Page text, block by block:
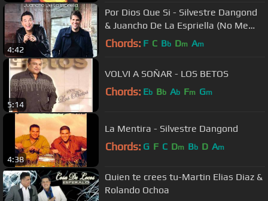
4:42
Por Dios Que Si - Silvestre Dangond
& Juancho De La Espriella (No Me
Compares Con Nadie)
Chords: F C Bb Dm Am
5:14
VOLVI A SOÑAR - LOS BETOS
Chords: Eb Bb Ab Fm Gm
4:38
La Mentira - Silvestre Dangond
Chords: G F C Dm Bb D Am
Quien te crees tu-Martin Elias Diaz &
Rolando Ochoa